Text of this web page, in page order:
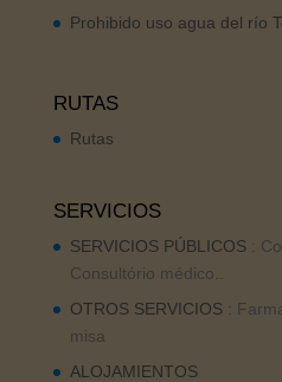
Prohibido uso agua del río
RUTAS
Rutas
SERVICIOS
SERVICIOS PÚBLICOS:
Consultório médico..
OTROS SERVICIOS:
misa
ALOJAMIENTOS